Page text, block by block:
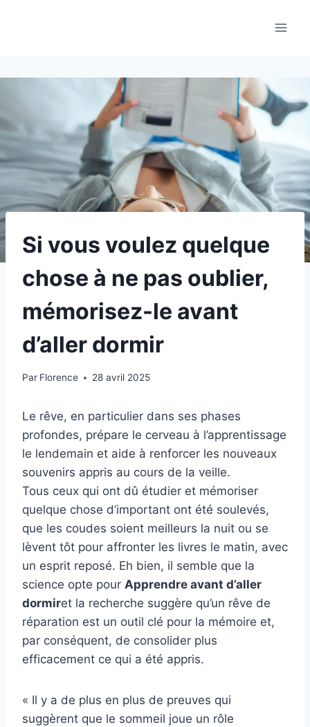
Si vous voulez quelque
chose à ne pas oublier,
mémorisez-le avant
d’aller dormir
Par Florence 28 avril 2025
Le rêve, en particulier dans ses phases
profondes, prépare le cerveau à l’apprentissage
le lendemain et aide à renforcer les nouveaux
souvenirs appris au cours de la veille.
Tous ceux qui ont dû étudier et mémoriser
quelque chose d’important ont été soulevés,
que les coudes soient meilleurs la nuit ou se
lèvent tôt pour affronter les livres le matin, avec
un esprit reposé. Eh bien, il semble que la
science opte pour Apprendre avant d’aller
dormiret la recherche suggère qu’un rêve de
réparation est un outil clé pour la mémoire et,
par conséquent, de consolider plus
efficacement ce qui a été appris.
« Il y a de plus en plus de preuves qui
suggèrent que le sommeil joue un rôle